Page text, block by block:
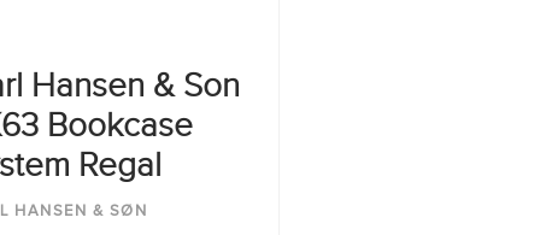
Hansen & Son
Bookcase
Regal
HANSEN & SØN